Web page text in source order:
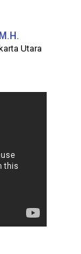
Utara